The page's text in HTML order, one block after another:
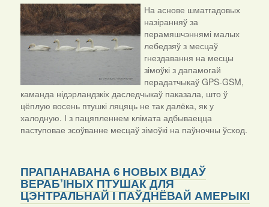
На аснове шматгадовых
назіранняў за
перамяшчэннямі малых
лебедзяў з месцаў
гнездавання на месцы
зімоўкі з дапамогай
перадатчыкаў GPS-GSM,
каманда нідэрландзкіх даследчыкаў паказала, што ў
цёплую восень птушкі ляцяць не так далёка, як у
халодную. І з пацяпленнем клімата адбываецца
паступовае зсоўванне месцаў зімоўкі на паўночны ўсход.
ПРАПАНАВАНА 6 НОВЫХ ВІДАЎ
ВЕРАБ’ІНЫХ ПТУШАК ДЛЯ
ЦЭНТРАЛЬНАЙ І ПАЎДНЁВАЙ АМЕРЫКІ